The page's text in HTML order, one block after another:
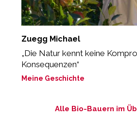
Zuegg Michael
„Die Natur kennt keine
Konsequenzen“
Meine Geschichte
Alle Bio-Bauern im